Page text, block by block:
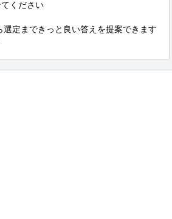
ください
定まできっと良い答えを提案できます